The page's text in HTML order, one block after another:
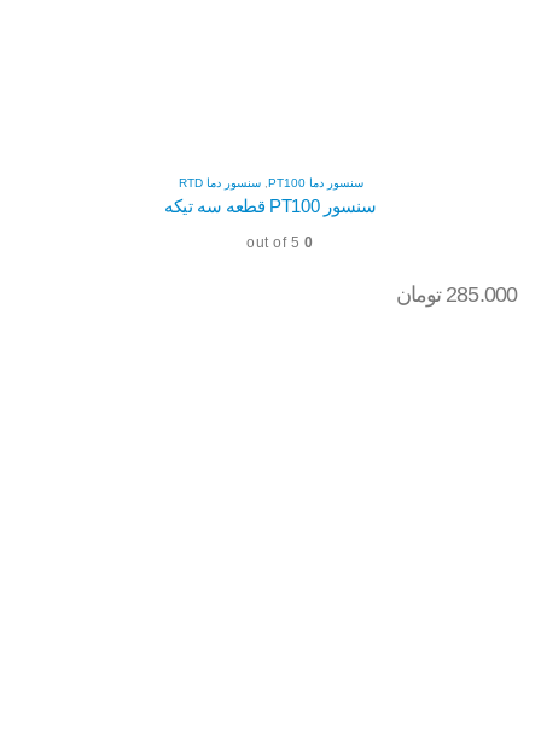
سنسور دما PT100 ,سنسور دما RTD
سنسور PT100 قطعه سه تیکه
0
285.000 تومان